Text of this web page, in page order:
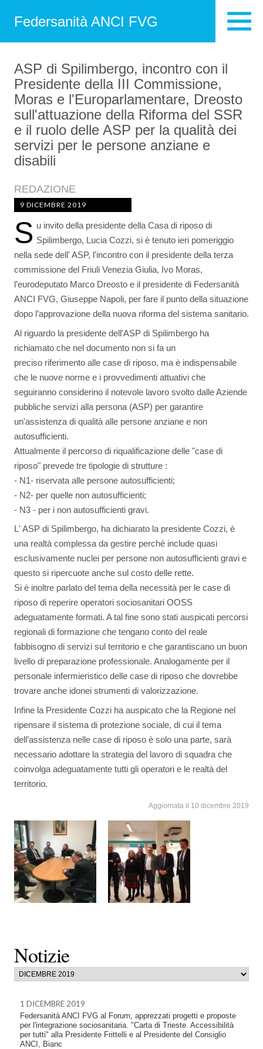
Federsanità ANCI FVG
Notizie
1 DICEMBRE 2019
Federsanità ANCI FVG al Forum, apprezzati progetti e proposte
per l'integrazione sociosanitaria. "Carta di Trieste. Accessibilità
per tutti" alla Presidente Frittelli e al Presidente del Consiglio
ANCI, Bianc
ASP di Spilimbergo, incontro con il
Presidente della III Commissione,
Moras e l'Europarlamentare, Dreosto
sull'attuazione della Riforma del SSR
e il ruolo delle ASP per la qualità dei
servizi per le persone anziane e
disabili
REDAZIONE
9 DICEMBRE 2019
S u invito della presidente della Casa di riposo di
Spilimbergo, Lucia Cozzi, si è tenuto ieri pomeriggio
nella sede dell' ASP, l'incontro con il presidente della terza
commissione del Friuli Venezia Giulia, Ivo Moras,
l’eurodeputato Marco Dreosto e il presidente di Federsanità
ANCI FVG, Giuseppe Napoli, per fare il punto della situazione
dopo l’approvazione della nuova riforma del sistema sanitario.
Al riguardo la presidente dell'ASP di Spilimbergo ha
richiamato che nel documento non si fa un
preciso riferimento alle case di riposo, ma è indispensabile
che le nuove norme e i provvedimenti attuativi che
seguiranno considerino il notevole lavoro svolto dalle Aziende
pubbliche servizi alla persona (ASP) per garantire
un'assistenza di qualità alle persone anziane e non
autosufficienti.
Attualmente il percorso di riqualificazione delle "case di
riposo" prevede tre tipologie di strutture :
- N1- riservata alle persone autosufficienti;
- N2- per quelle non autosufficienti;
- N3 - per i non autosufficienti gravi.
L' ASP di Spilimbergo, ha dichiarato la presidente Cozzi, è
una realtà complessa da gestire perché include quasi
esclusivamente nuclei per persone non autosufficienti gravi e
questo si ripercuote anche sul costo delle rette.
Si è inoltre parlato del tema della necessità per le case di
riposo di reperire operatori sociosanitari OOSS
adeguatamente formati. A tal fine sono stati auspicati percorsi
regionali di formazione che tengano conto del reale
fabbisogno di servizi sul territorio e che garantiscano un buon
livello di preparazione professionale. Analogamente per il
personale infermieristico delle case di riposo che dovrebbe
trovare anche idonei strumenti di valorizzazione.
Infine la Presidente Cozzi ha auspicato che la Regione nel
ripensare il sistema di protezione sociale, di cui il tema
dell’assistenza nelle case di riposo è solo una parte, sarà
necessario adottare la strategia del lavoro di squadra che
coinvolga adeguatamente tutti gli operatori e le realtà del
territorio.
Aggiornata il 10 dicembre 2019